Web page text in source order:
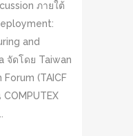
ภายใต้
and
จัดโดย Taiwan
Forum (TAICF